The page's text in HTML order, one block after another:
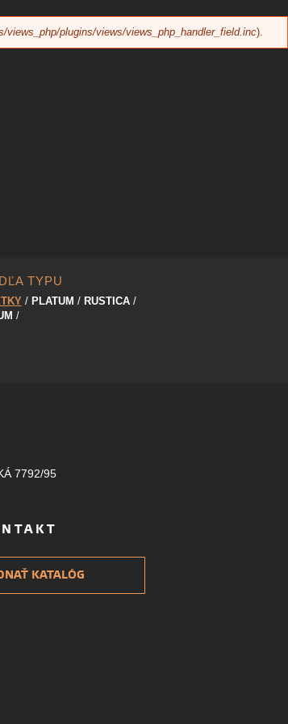
plugins/views/views_php_handler_field.inc).
TYPU
PLATUM
RUSTICA
7792/95
KATALÓG